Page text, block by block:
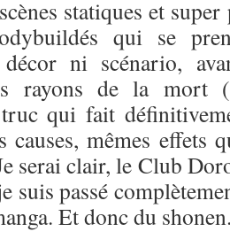
statiques et
qui se
décor ni scénario,
rayons de la mort
truc qui fait
causes, mêmes effets
serai clair, le Club
suis passé
Et donc du